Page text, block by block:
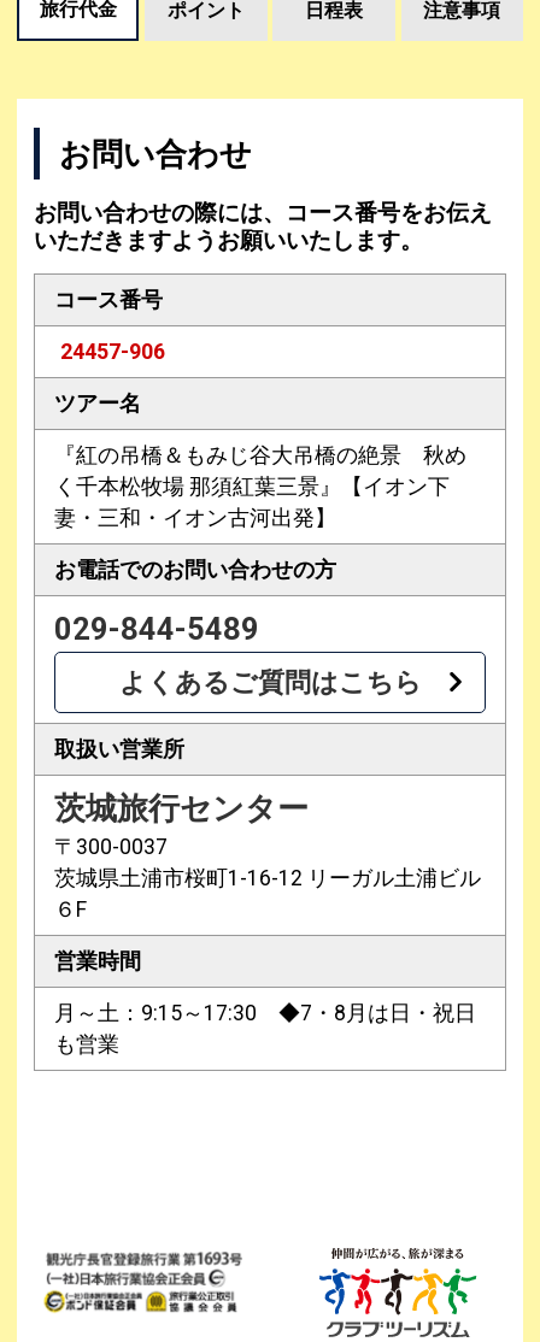
旅行代金
ポイント
日程表
注意事項
お問い合わせ
お問い合わせの際には、コース番号をお伝え
いただきますようお願いいたします。
コース番号
24457-906
ツアー名
『紅の吊橋＆もみじ谷大吊橋の絶景 秋め
く千本松牧場 那須紅葉三景』【イオン下
妻・三和・イオン古河出発】
お電話でのお問い合わせの方
029-844-5489
よくあるご質問はこちら
取扱い営業所
茨城旅行センター
〒300-0037
茨城県土浦市桜町1-16-12 リーガル土浦ビル
６F
営業時間
月～土：9:15～17:30 ◆7・8月は日・祝日
も営業